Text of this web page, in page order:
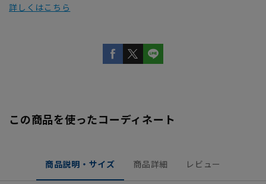
詳しくはこちら
この商品を使ったコーディネート
商品説明・サイズ 商品詳細 レビュー